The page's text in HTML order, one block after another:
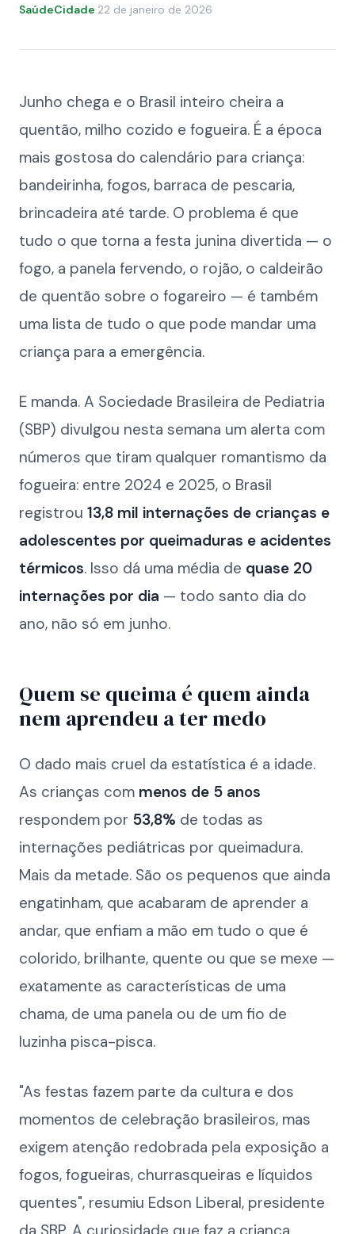
SaúdeCidade·22 de janeiro de 2026
Junho chega e o Brasil inteiro cheira a
quentão, milho cozido e fogueira. É a época
mais gostosa do calendário para criança:
bandeirinha, fogos, barraca de pescaria,
brincadeira até tarde. O problema é que
tudo o que torna a festa junina divertida — o
fogo, a panela fervendo, o rojão, o caldeirão
de quentão sobre o fogareiro — é também
uma lista de tudo o que pode mandar uma
criança para a emergência.
E manda. A Sociedade Brasileira de Pediatria
(SBP) divulgou nesta semana um alerta com
números que tiram qualquer romantismo da
fogueira: entre 2024 e 2025, o Brasil
registrou 13,8 mil internações de crianças e
adolescentes por queimaduras e acidentes
térmicos. Isso dá uma média de quase 20
internações por dia — todo santo dia do
ano, não só em junho.
Quem se queima é quem ainda
nem aprendeu a ter medo
O dado mais cruel da estatística é a idade.
As crianças com menos de 5 anos
respondem por 53,8% de todas as
internações pediátricas por queimadura.
Mais da metade. São os pequenos que ainda
engatinham, que acabaram de aprender a
andar, que enfiam a mão em tudo o que é
colorido, brilhante, quente ou que se mexe —
exatamente as características de uma
chama, de uma panela ou de um fio de
luzinha pisca-pisca.
"As festas fazem parte da cultura e dos
momentos de celebração brasileiros, mas
exigem atenção redobrada pela exposição a
fogos, fogueiras, churrasqueiras e líquidos
quentes", resumiu Edson Liberal, presidente